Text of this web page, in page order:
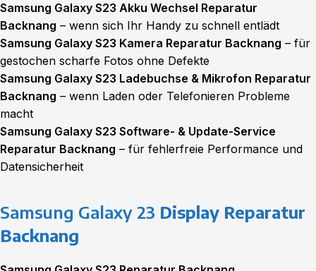
Samsung Galaxy S23 Akku Wechsel Reparatur
Backnang – wenn sich Ihr Handy zu schnell entlädt
Samsung Galaxy S23 Kamera Reparatur Backnang – für
gestochen scharfe Fotos ohne Defekte
Samsung Galaxy S23 Ladebuchse & Mikrofon Reparatur
Backnang – wenn Laden oder Telefonieren Probleme
macht
Samsung Galaxy S23 Software- & Update-Service
Reparatur Backnang – für fehlerfreie Performance und
Datensicherheit
Samsung Galaxy 23 Display Reparatur
Backnang